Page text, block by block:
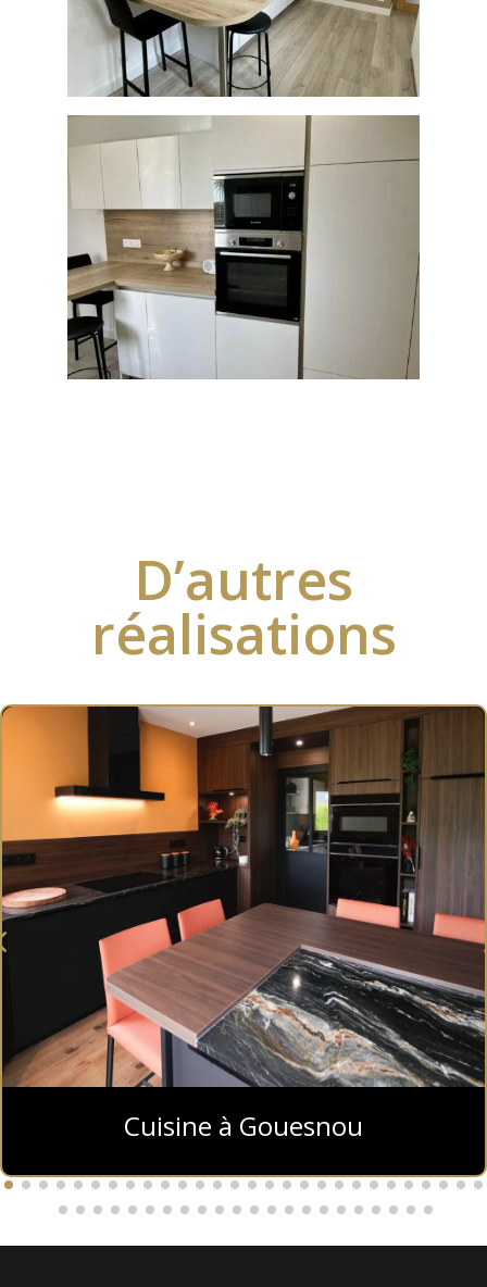
D’autres
réalisations
Cuisine à Gouesnou